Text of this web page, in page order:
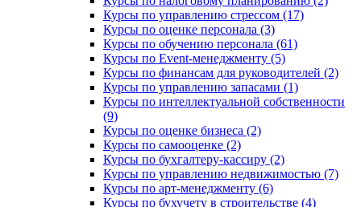
Курсы по управлению стрессом (17)
Курсы по оценке персонала (3)
Курсы по обучению персонала (61)
Курсы по Event-менеджменту (5)
Курсы по финансам для руководителей (2)
Курсы по управлению запасами (1)
Курсы по интеллектуальной собственности
(9)
Курсы по оценке бизнеса (2)
Курсы по самооценке (2)
Курсы по бухгалтеру-кассиру (2)
Курсы по управлению недвижимостью (7)
Курсы по арт-менеджменту (6)
Курсы по бухучету в строительстве (4)